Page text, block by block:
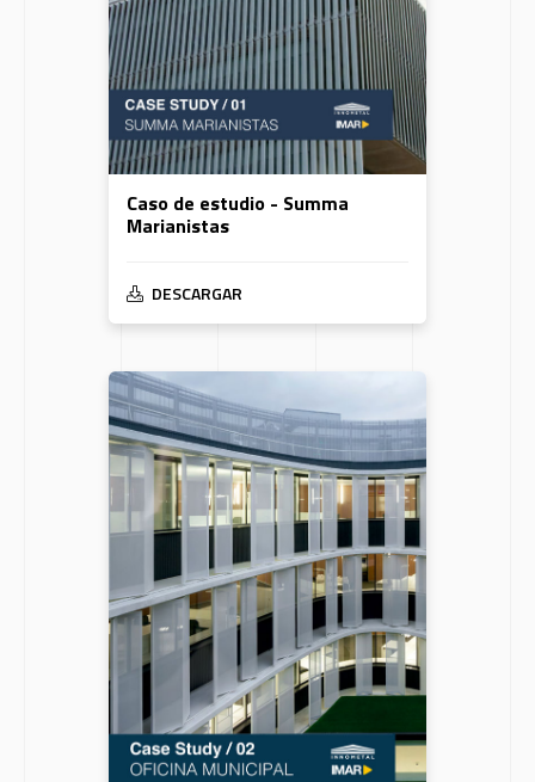
Caso de estudio - Summa
Marianistas
DESCARGAR